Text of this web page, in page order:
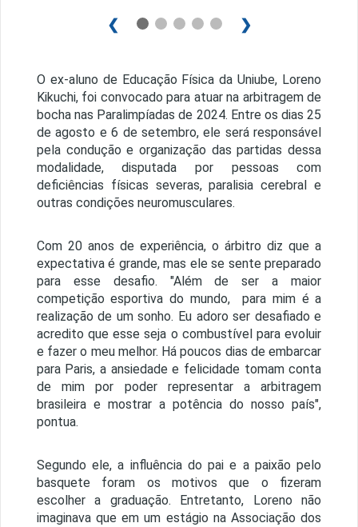
❮ ❯
O ex-aluno de Educação Física da Uniube, Loreno
Kikuchi, foi convocado para atuar na arbitragem de
bocha nas Paralimpíadas de 2024. Entre os dias 25
de agosto e 6 de setembro, ele será responsável
pela condução e organização das partidas dessa
modalidade, disputada por pessoas com
deficiências físicas severas, paralisia cerebral e
outras condições neuromusculares.
Com 20 anos de experiência, o árbitro diz que a
expectativa é grande, mas ele se sente preparado
para esse desafio. "Além de ser a maior
competição esportiva do mundo, para mim é a
realização de um sonho. Eu adoro ser desafiado e
acredito que esse seja o combustível para evoluir
e fazer o meu melhor. Há poucos dias de embarcar
para Paris, a ansiedade e felicidade tomam conta
de mim por poder representar a arbitragem
brasileira e mostrar a potência do nosso país",
pontua.
Segundo ele, a influência do pai e a paixão pelo
basquete foram os motivos que o fizeram
escolher a graduação. Entretanto, Loreno não
imaginava que em um estágio na Associação dos